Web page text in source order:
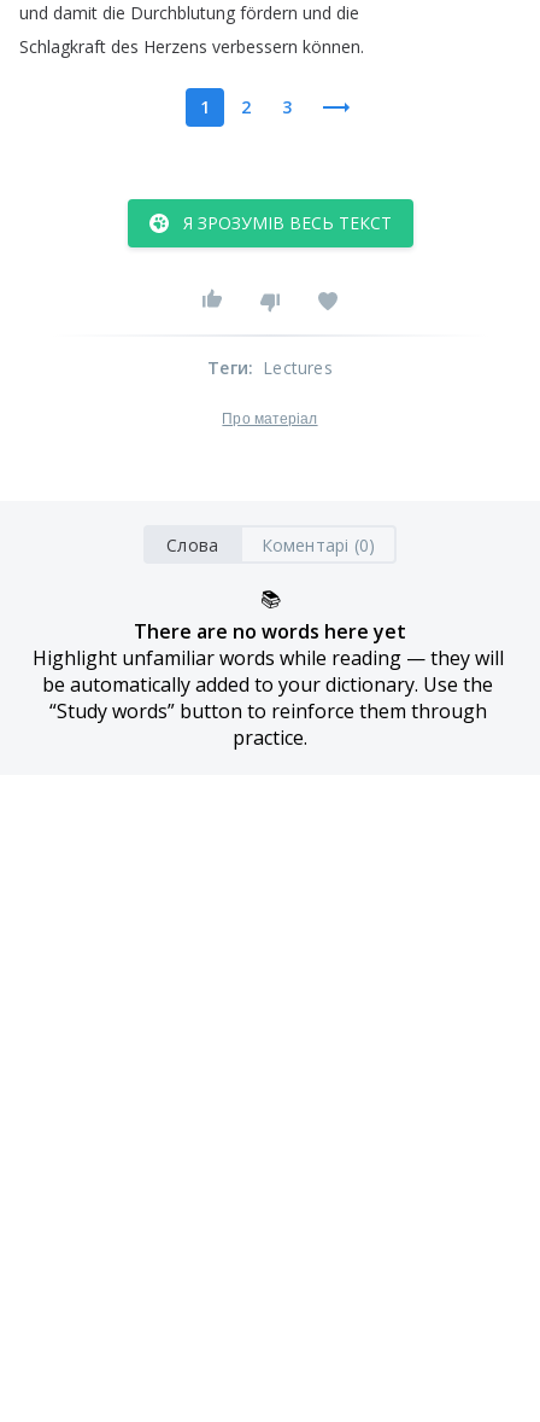
und damit die Durchblutung fördern und die
Schlagkraft des Herzens verbessern können.
1 2 3
Я ЗРОЗУМІВ ВЕСЬ ТЕКСТ
Теги: Lectures
Про матеріал
Слова Коментарі (0)
📚
There are no words here yet
Highlight unfamiliar words while reading — they will
be automatically added to your dictionary. Use the
“Study words” button to reinforce them through
practice.